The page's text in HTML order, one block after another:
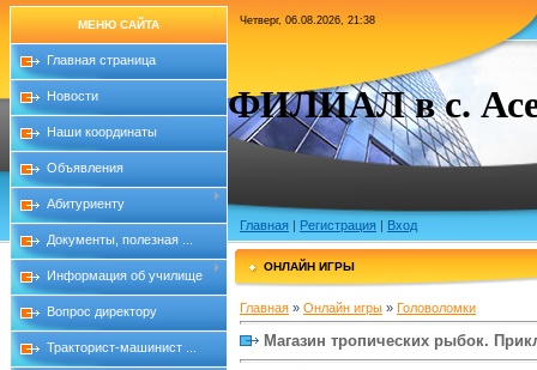
МЕНЮ САЙТА
Главная страница
Новости
Наши координаты
Объявления
Абитуриенту
Документы, полезная ...
Информация об училище
Вопрос директору
Тракторист-машинист ...
Четверг, 06.08.2026, 21:38
ФИЛИАЛ в с.
Главная | Регистрация | Вход
ОНЛАЙН ИГРЫ
Главная » Онлайн игры » Головоломки
Магазин тропических рыбок.